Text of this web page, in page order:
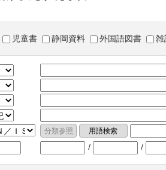
児童書 静岡資料 外国語図書 雑
/ /